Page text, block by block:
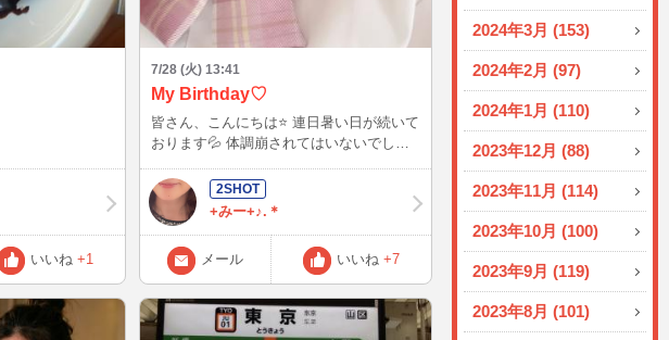
2024年3月 (153)
2024年2月 (97)
2024年1月 (110)
2023年12月 (88)
2023年11月 (114)
2023年10月 (100)
2023年9月 (119)
2023年8月 (101)
いいね +1
7/28 (火) 13:41
My Birthday♡
皆さん、こんにちは⭐️ 連日暑い日が続いて
おります💦 体調崩されてはいないでしょ
おりますが 30℃を超えるとやはり辛いで
すね💦 無理をせず、どうかお身体大切に
してくださいね✨ 私の誕生日に会いに来
ていただきありがとうございました✨🥹
メールも嬉しかったです😊 昨年度とは違
う形で過ごせてとても幸せでした✨ さて
先日、友人たちにも誕生日のお祝いをして
もらいました🎂 画像を見ていただければ
+みー+♪.＊
メール いいね +7